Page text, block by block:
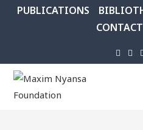
PUBLICATIONS
CONTACT